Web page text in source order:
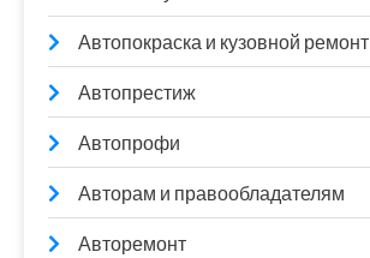
Автопокраска и кузовной ремонт
Автопрестиж
Автопрофи
Авторам и правообладателям
Авторемонт